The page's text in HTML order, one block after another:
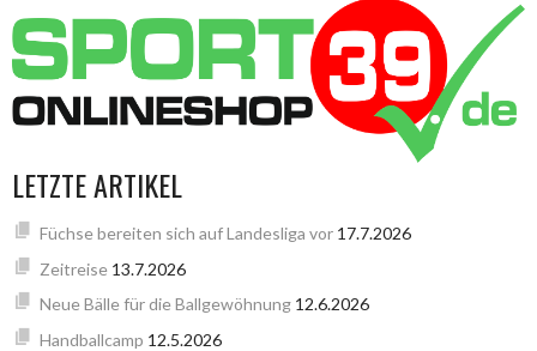
LETZTE ARTIKEL
Füchse bereiten sich auf Landesliga vor 17.7.2026
Zeitreise 13.7.2026
Neue Bälle für die Ballgewöhnung 12.6.2026
Handballcamp 12.5.2026